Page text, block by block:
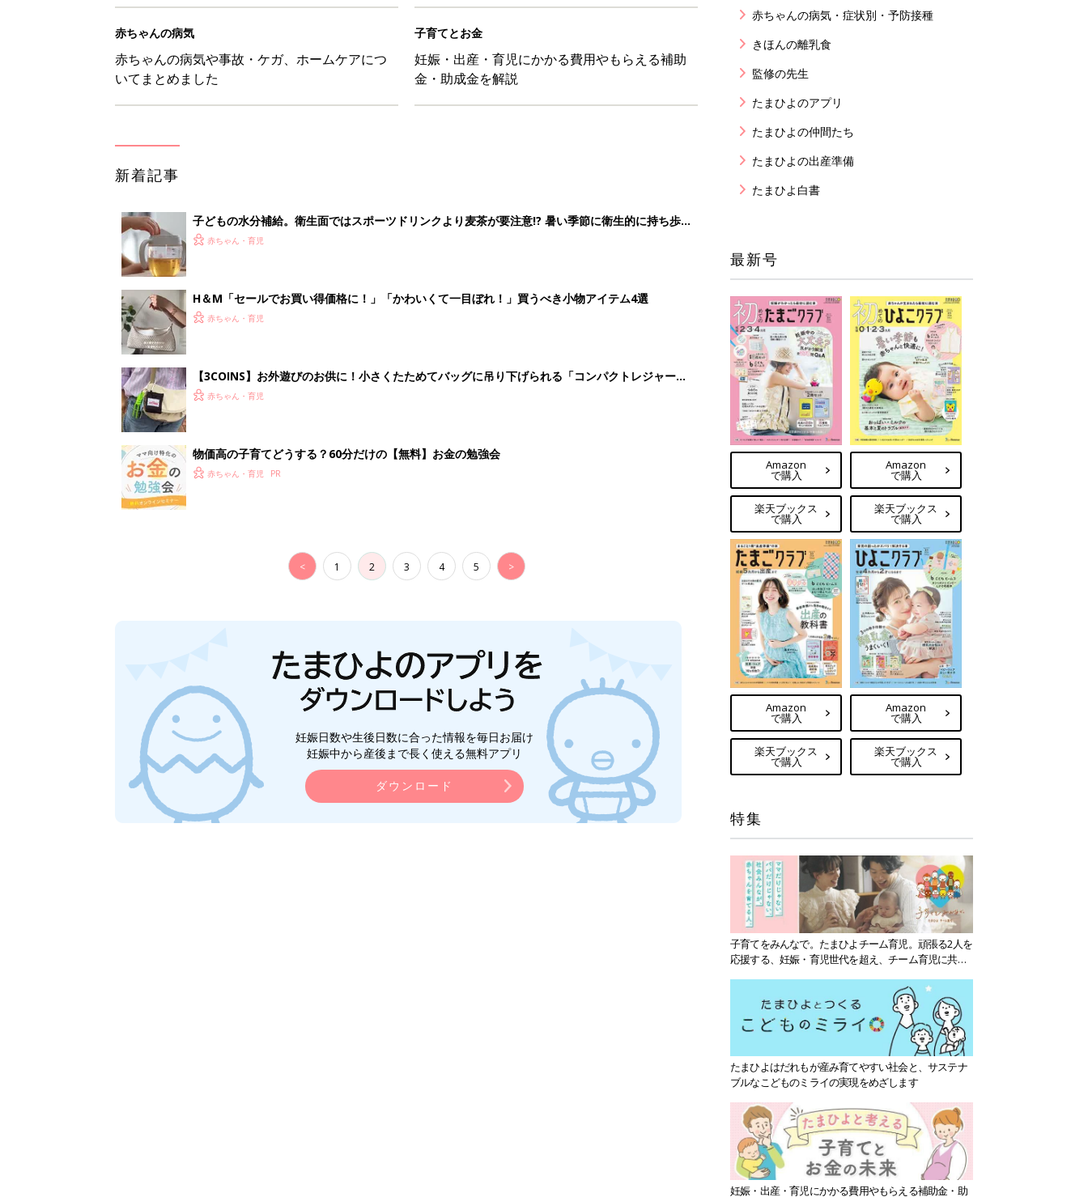
赤ちゃんの病気
赤ちゃんの病気や事故・ケガ、ホームケアにつ
いてまとめました
子育てとお金
妊娠・出産・育児にかかる費用やもらえる補助
金・助成金を解説
新着記事
子どもの水分補給。衛生面ではスポーツドリンクより麦茶が要注意!? 暑い季節に衛生的に持ち歩
く3つのコツとは？【専門家監修】
赤ちゃん・育児
H＆М「セールでお買い得価格に！」「かわいくて一目ぼれ！」買うべき小物アイテム4選
赤ちゃん・育児
【3COINS】お外遊びのお供に！小さくたためてバッグに吊り下げられる「コンパクトレジャーシ
ート」
赤ちゃん・育児
物価高の子育てどうする？60分だけの【無料】お金の勉強会
赤ちゃん・育児
< 1 2 3 4 5 >
妊娠日数や生後日数に合った情報を毎日お届け
妊娠中から産後まで長く使える無料アプリ
ダウンロード
赤ちゃんの病気・症状別・予防接種
きほんの離乳食
監修の先生
たまひよのアプリ
たまひよの仲間たち
たまひよの出産準備
たまひよ白書
最新号
Amazon
で購入
楽天ブックス
で購入
Amazon
で購入
楽天ブックス
で購入
Amazon
で購入
楽天ブックス
で購入
Amazon
で購入
楽天ブックス
で購入
特集
子育てをみんなで。たまひよチーム育児。頑張る2人を
応援する、妊娠・育児世代を超え、チーム育児に共感
たまひよはだれもが産み育てやすい社会と、サステナ
ブルなこどものミライの実現をめざします
妊娠・出産・育児にかかる費用やもらえる補助金・助